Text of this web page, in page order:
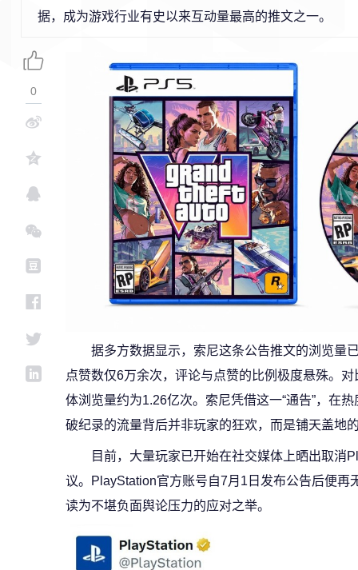
据，成为游戏行业有史以来互动量最高的推文之一。
据多方数据显示，索尼这条公告推文的浏览量
点赞数仅6万余次，评论与点赞的比例极度悬殊。
体浏览量约为1.26亿次。索尼凭借这一“通告”，在
破纪录的流量背后并非玩家的狂欢，而是铺天盖地
目前，大量玩家已开始在社交媒体上晒出取消
议。PlayStation官方账号自7月1日发布公告后便再
读为不堪负面舆论压力的应对之举。
0